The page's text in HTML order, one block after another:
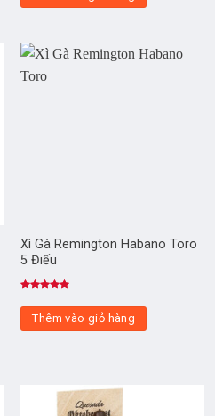
Xì Gà Remington Habano Toro
5 Điếu
hạng5.00
5 sao
Thêm vào giỏ hàng